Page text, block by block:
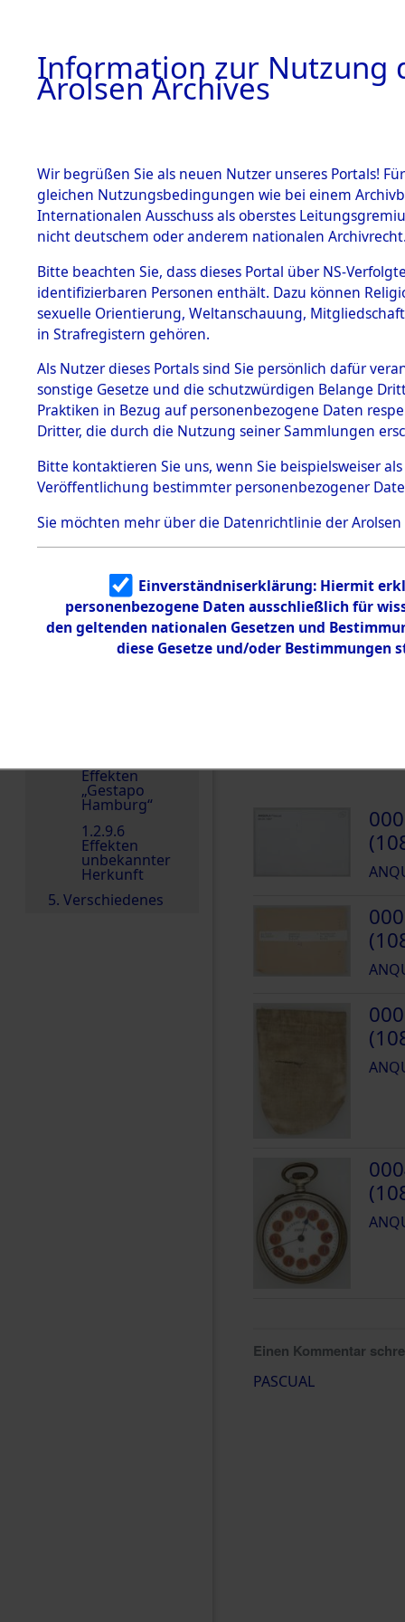
BESTÄNDE
1.
Inhaftierungsdoku
mente
1.2.9 Beim ITS
verwahrte
1.2.9.1
Effekten aus
dem KZ
Dachau
Effekten aus
dem KZ
Dachau,
Landesentsch
ädigungsamt
Effekten aus
dem KZ
Neuengamm
e
Dokument
Effekten
„Gestapo
Hamburg“
1.2.9.6
Effekten
unbekannter
Herkunft
5. Verschiedenes
4Akten
ANQUILA,
Land
Spanien
Die Personalien des
wurden nach der
Inventarisierung und
andere Berechtigte)
Namensvarianten
FRANCISCO ;
DOKUMENTE
Einen Kommentar
PASCUAL
Information zur Nutzung
Arolsen Archives
Wir begrüßen Sie als neuen Nutzer unseres Portals!
gleichen Nutzungsbedingungen wie bei einem
Internationalen Ausschuss als oberstes
nicht deutschem oder anderem nationalen
Bitte beachten Sie, dass dieses Portal über NS-
identifizierbaren Personen enthält. Dazu können
sexuelle Orientierung, Weltanschauung,
in Strafregistern gehören.
Als Nutzer dieses Portals sind Sie persönlich dafür
sonstige Gesetze und die schutzwürdigen Belange
Praktiken in Bezug auf personenbezogene Daten
Dritter, die durch die Nutzung seiner Sammlungen
Bitte kontaktieren Sie uns, wenn Sie beispielsweiser
Veröffentlichung bestimmter personenbezogener
Sie möchten mehr über die Datenrichtlinie der Arolsen
Einverständniserklärung: Hiermit
personenbezogene Daten ausschließlich für
den geltenden nationalen Gesetzen und
diese Gesetze und/oder Bestimmungen